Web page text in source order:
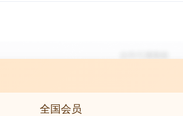
全国会员